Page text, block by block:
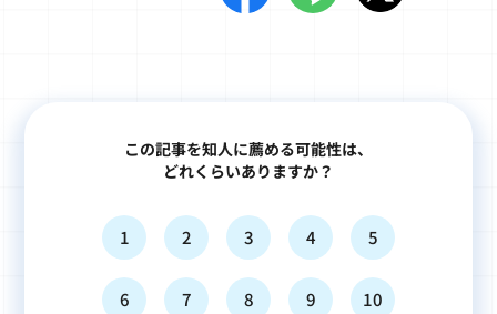
この記事を知人に薦める可能性は、
どれくらいありますか？
1 2 3 4 5
6 7 8 9 10